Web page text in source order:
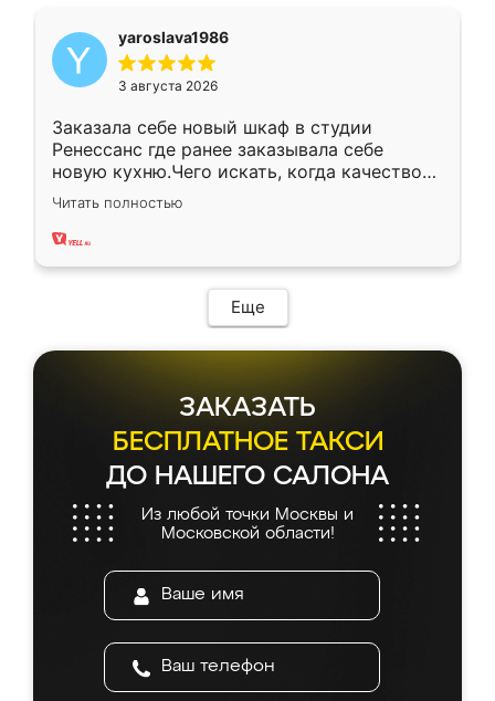
yaroslava1986
3 августа 2026
Заказала себе новый шкаф в студии
Ренессанс где ранее заказывала себе
новую кухню.Чего искать, когда качеством
вполне довольна. Служит кухня уже почти
два года, нареканий нет.
Читать полностью
Еще
ЗАКАЗАТЬ
БЕСПЛАТНОЕ ТАКСИ
ДО НАШЕГО САЛОНА
Из любой точки Москвы и
Московской области!